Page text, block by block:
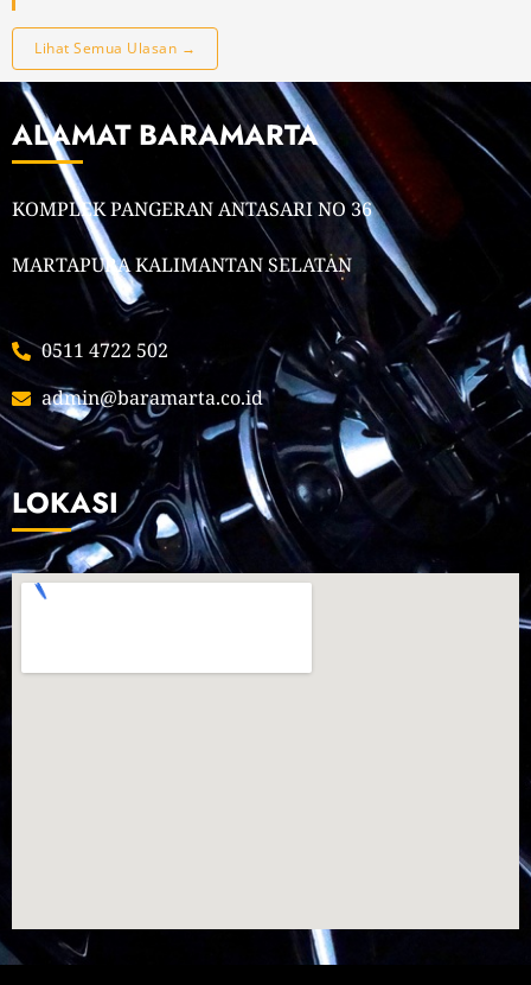
Lihat Semua Ulasan →
ALAMAT BARAMARTA
KOMPLEK PANGERAN ANTASARI NO 36
MARTAPURA KALIMANTAN SELATAN
0511 4722 502
admin@baramarta.co.id
LOKASI